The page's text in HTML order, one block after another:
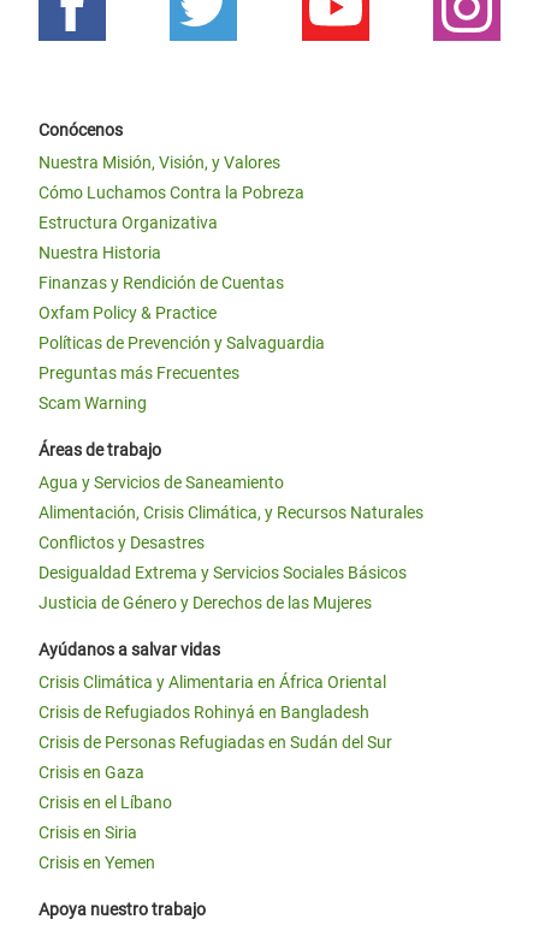
Conócenos
Nuestra Misión, Visión, y Valores
Cómo Luchamos Contra la Pobreza
Estructura Organizativa
Nuestra Historia
Finanzas y Rendición de Cuentas
Oxfam Policy & Practice
Políticas de Prevención y Salvaguardia
Preguntas más Frecuentes
Scam Warning
Áreas de trabajo
Agua y Servicios de Saneamiento
Alimentación, Crisis Climática, y Recursos Naturales
Conflictos y Desastres
Desigualdad Extrema y Servicios Sociales Básicos
Justicia de Género y Derechos de las Mujeres
Ayúdanos a salvar vidas
Crisis Climática y Alimentaria en África Oriental
Crisis de Refugiados Rohinyá en Bangladesh
Crisis de Personas Refugiadas en Sudán del Sur
Crisis en Gaza
Crisis en el Líbano
Crisis en Siria
Crisis en Yemen
Apoya nuestro trabajo